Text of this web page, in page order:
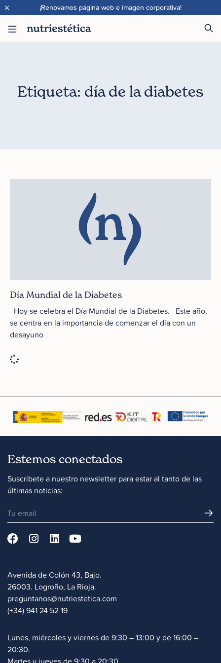
¡Renovamos página web e imagen corporativa!
×
Etiqueta: día de la diabetes
Día Mundial de la Diabetes
Hoy se celebra el Día Mundial de la Diabetes. Este año,
se centra en la importancia de comenzar el día con un
desayuno
Estemos conectados
Suscríbete a nuestro newsletter para estar al tanto de las
últimas noticias:
Avenida de Colón 43, Bajo.
26003. Logroño, La Rioja.
preguntanos@nutriestetica.com
(+34) 941 24 52 19
Lunes, miércoles y viernes de 9:30 – 13:00 y de 16:00 –
20:30.